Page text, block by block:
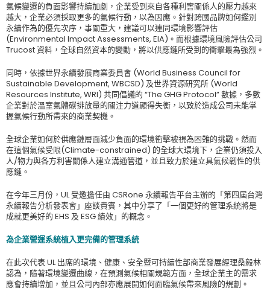
氣候變遷的負面影響持續加劇，企業受到來自各種利害關係人的壓力越來
越大，企業必須採取更多的氣候行動，以為因應。針對跨國品牌如何鑑別
永續作為的優先次序，事關重大，建議可以連同環境影響評估
(Environmental Impact Assessments, EIA)。而根據環境風險評估公司
Trucost 資料，全球自然資本的變動，將以供應鏈所受到的衝擊最為強烈。
同時，依據世界永續發展商業委員會 (World Business Council for
Sustainable Development, WBCSD) 及世界資源研究所 (World
Resources Institute, WRI) 共同倡議的 “The GHG Protocol” 數據，多數
企業對於溫室氣體碳排放量的關注力道顯得失衡，以致於造成公司未能掌
握氣候行動所帶來的商業契機。
全球企業如何於供應鏈層面減少負面的環境衝擊被視為困難的挑戰。然而
在這個氣候受限(Climate-constrained) 的全球大環境下，企業仍須投入
人/物力與各方利害關係人建立溝通管道，並且致力於建立具氣候韌性的供
應鏈。
在今年三月份，UL 受邀擔任由 CSRone 永續報告平台主辦的「第四屆台灣
永續報告分析發表會」座談貴賓，其中分享了「一個更好的管理系統將是
成就更美好的 EHS 及 ESG 績效」的概念。
為企業營運系統植入更完備的管理系統
在此次代表 UL 出席的環境、健康、安全暨可持續性部商業發展經理桑毅林
認為，隨著環境變遷曲線，在預測氣候相關規範方面，全球企業主的需求
應會持續增加，並且公司內部亦應展開如何面臨氣候帶來風險的規劃。